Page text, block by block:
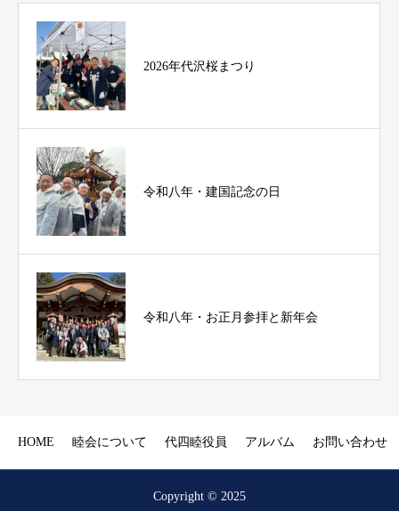
2026年代沢桜まつり
令和八年・建国記念の日
令和八年・お正月参拝と新年会
HOME 睦会について 代四睦役員 アルバム お問い合わせ
Copyright © 2025